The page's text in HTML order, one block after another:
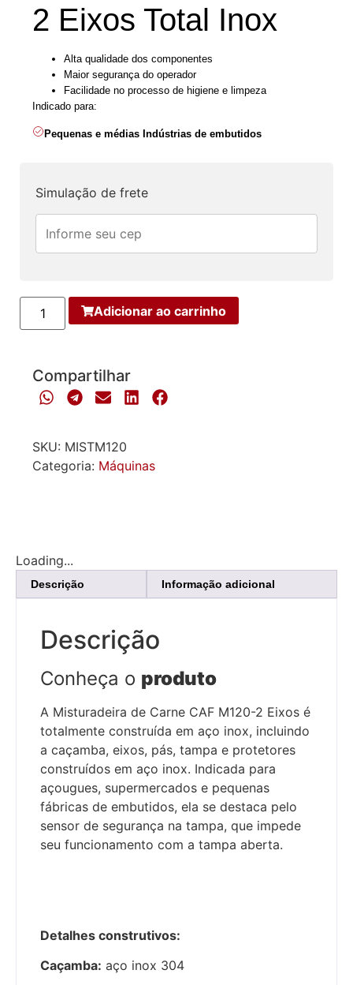
2 Eixos Total Inox
Alta qualidade dos componentes
Maior segurança do operador
Facilidade no processo de higiene e limpeza
Indicado para:
Pequenas e médias Indústrias de embutidos
Simulação de frete
Adicionar ao carrinho
Compartilhar
SKU: MISTM120
Categoria: Máquinas
Loading...
Descrição Informação adicional
Descrição
Conheça o produto
A Misturadeira de Carne CAF M120-2 Eixos é
totalmente construída em aço inox, incluindo
a caçamba, eixos, pás, tampa e protetores
construídos em aço inox. Indicada para
açougues, supermercados e pequenas
fábricas de embutidos, ela se destaca pelo
sensor de segurança na tampa, que impede
seu funcionamento com a tampa aberta.
Detalhes construtivos:
Caçamba: aço inox 304